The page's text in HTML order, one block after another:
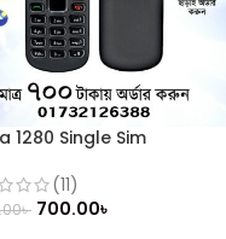
1280 Single Sim
(11)
৳ 700.00৳